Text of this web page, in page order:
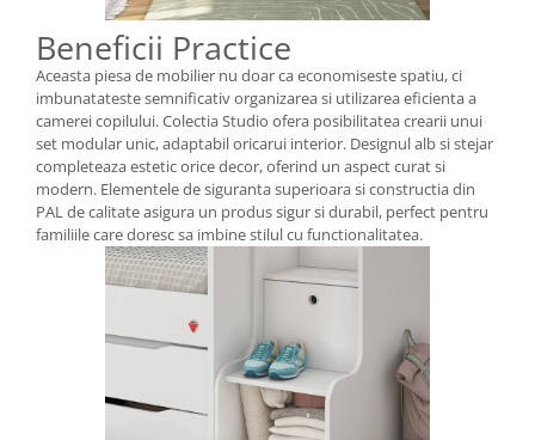
Beneficii Practice
Aceasta piesa de mobilier nu doar ca economiseste spatiu, ci
imbunatateste semnificativ organizarea si utilizarea eficienta a
camerei copilului. Colectia Studio ofera posibilitatea crearii unui
set modular unic, adaptabil oricarui interior. Designul alb si stejar
completeaza estetic orice decor, oferind un aspect curat si
modern. Elementele de siguranta superioara si constructia din
PAL de calitate asigura un produs sigur si durabil, perfect pentru
familiile care doresc sa imbine stilul cu functionalitatea.